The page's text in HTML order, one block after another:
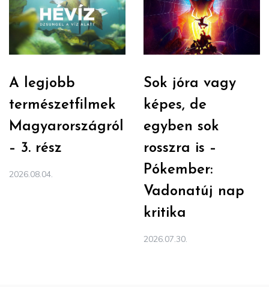
A legjobb
természetfilmek
Magyarországról
– 3. rész
2026.08.04.
Sok jóra vagy
képes, de
egyben sok
rosszra is –
Pókember:
Vadonatúj nap
kritika
2026.07.30.